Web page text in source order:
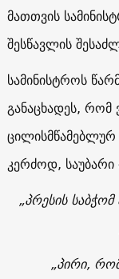
მათთვის
შესწავლის
სამინისტროს
განაცხადეს, რომ
ცილისმწამებლურ
კერძოდ, საუბარი
„პრესის
„პირი,